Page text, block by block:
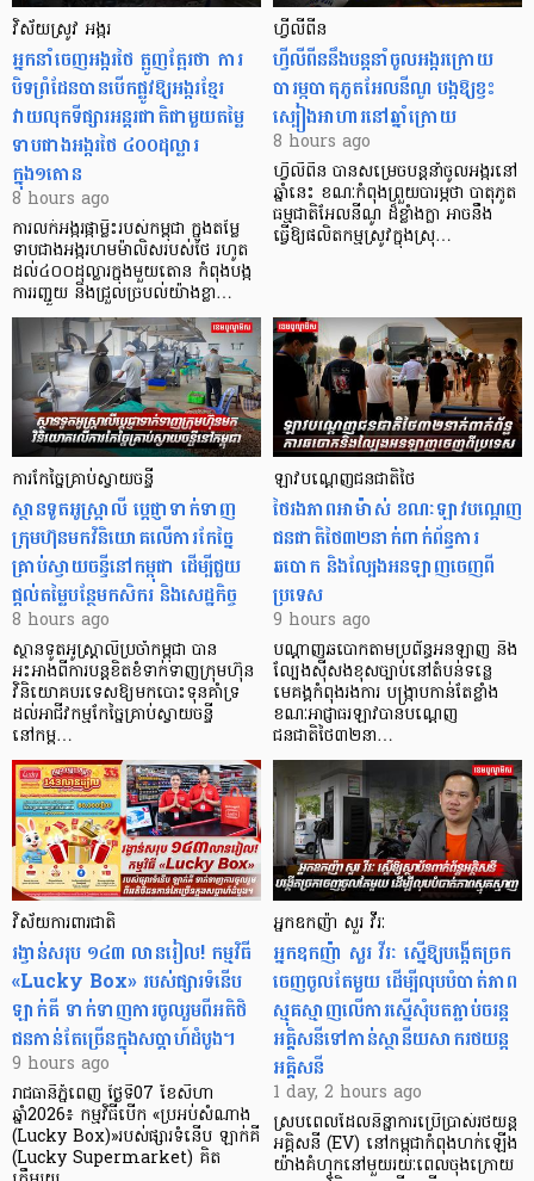
វិស័យស្រូវ អង្ករ
អ្នកនាំចេញអង្ករថៃ ត្អូញត្អែរថា ការ
បិទព្រំដែនបានបើកផ្លូវឱ្យអង្ករខ្មែរ
វាយលុកទីផ្សារអន្តរជាតិជាមួយតម្លៃ
ទាបជាងអង្ករថៃ ៤០០ដុល្លារ
ក្នុង១តោន
8 hours ago
ការលក់អង្ករផ្កាម្លិះរបស់កម្ពុជា ក្នុងតម្លៃ
ទាបជាងអង្ករហមម៉ាលិសរបស់ថៃ រហូត
ដល់៤០០ដុល្លារក្នុងមួយតោន កំពុងបង្ក
ការរញ្ជួយ និងជ្រួលច្របល់យ៉ាងខ្លា…
ហ្វីលីពីន
ហ្វីលីពីននឹងបន្តនាំចូលអង្ករក្រោយ
បារម្ភបាតុភូតអែលនីណូ បង្កឱ្យខ្វះ
ស្បៀងអាហារនៅឆ្នាំក្រោយ
8 hours ago
ហ្វីលីពីន បាន​សម្រេចបន្តនាំចូលអង្ករនៅ
ឆ្នាំនេះ ខណៈកំពុងព្រួយបារម្ភថា បាតុភូត
ធម្មជាតិអែលនីណូ ដ៏ខ្លាំងក្លា​ អាចនឹង
ធ្វើឱ្យផលិតកម្មស្រូវក្នុងស្រុ…
ការកែច្នៃគ្រាប់ស្វាយចន្ទី
ស្ថានទូតអូស្ត្រាលី ប្តេជ្ញាទាក់ទាញ
ក្រុមហ៊ុនមក​វិនិយោគលើការកែច្នៃ
គ្រាប់ស្វាយចន្ទីនៅកម្ពុជា ដើម្បីជួយ
ផ្តល់តម្លៃបន្ថែមកសិករ និងសេដ្ឋកិច្ច
8 hours ago
ស្ថានទូតអូស្ត្រាលីប្រចាំកម្ពុជា បាន
អះអាងពីការបន្តខិតខំទាក់ទាញក្រុមហ៊ុន
វិនិយោគបរទេសឱ្យមកបោះទុនគាំទ្រ
ដល់អាជីវកម្មកែច្នៃគ្រាប់ស្វាយចន្ទី
នៅកម្ព…
ឡាវបណ្តេញជនជាតិថៃ
ថៃរងភាពអាម៉ាស់ ខណៈឡាវបណ្តេញ
ជនជាតិថៃ៣២នាក់ពាក់ព័ន្ធការ
ឆបោក និងល្បែងអនឡាញចេញពី
ប្រទេស
9 hours ago
បណ្តាញឆបោកតាមប្រព័ន្ធអនឡាញ និង
ល្បែងស៊ីសងខុសច្បាប់នៅតំបន់ទន្លេ
មេគង្គកំពុងរងការ បង្ក្រាប​កាន់តែខ្លាំង
ខណៈអាជ្ញាធរឡាវបានបណ្តេញ
ជនជាតិថៃ៣២នា…
វិស័យការពារជាតិ
រង្វាន់សរុប ១៤៣ លានរៀល! កម្មវិធី
«Lucky Box» របស់ផ្សារទំនើប
ឡាក់គី ទាក់ទាញការចូលរួមពីអតិថិ
ជនកាន់តែច្រើនក្នុងសប្តាហ៍ដំបូង។
9 hours ago
រាជធានីភ្នំពេញ ថ្ងៃទី07 ខែសីហា
ឆ្នាំ2026៖ កម្មវិធីបើក «ប្រអប់សំណាង
(Lucky Box)»របស់ផ្សារទំនើប ឡាក់គី
(Lucky Supermarket) គិត
អ្នកឧកញ៉ា សួរ វីរៈ
អ្នកឧកញ៉ា សួរ វីរៈ ស្នើឱ្យបង្កើតច្រក
ចេញចូលតែមួយ ដើម្បីលុបបំបាត់ភាព
ស្មុគស្មាញលើការស្នើសុំបតភ្ជាប់ចរន្ត
អគ្គិសនីទៅកាន់ស្ថានីយសាករថយន្ត
អគ្គិសនី
1 day, 2 hours ago
ស្របពេលដែលនិន្នាការប្រើប្រាស់រថយន្ត
អគ្គិសនី (EV) នៅកម្ពុជាកំពុងហក់ឡើង
យ៉ាងគំហុកនៅមួយរយៈពេលចុងក្រោយ